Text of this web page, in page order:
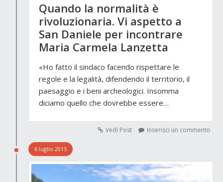
Quando la normalità è
rivoluzionaria. Vi aspetto a
San Daniele per incontrare
Maria Carmela Lanzetta
«Ho fatto il sindaco facendo rispettare le
regole e la legalità, difendendo il territorio, il
paesaggio e i beni archeologici. Insomma
diciamo quello che dovrebbe essere…
Vedi Post Inserisci un commento
6 luglio 2015